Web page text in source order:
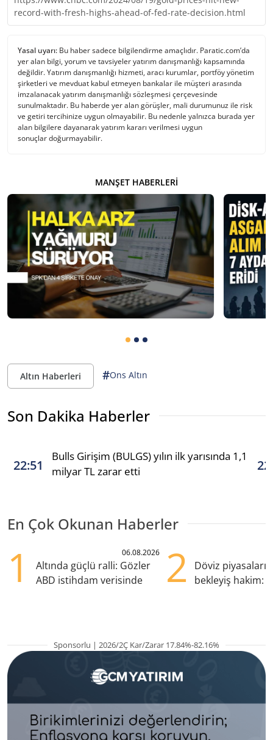
record-with-fresh-highs-ahead-of-fed-rate-decision.html
Yasal uyarı: Bu haber sadece bilgilendirme amaçlıdır. Paratic.com’da
yer alan bilgi, yorum ve tavsiyeler yatırım danışmanlığı kapsamında
değildir. Yatırım danışmanlığı hizmeti, aracı kurumlar, portföy yönetim
şirketleri ve mevduat kabul etmeyen bankalar ile müşteri arasında
imzalanacak yatırım danışmanlığı sözleşmesi çerçevesinde
sunulmaktadır. Bu haberde yer alan görüşler, mali durumunuz ile risk
ve getiri tercihinize uygun olmayabilir. Bu nedenle yalnızca burada yer
alan bilgilere dayanarak yatırım kararı verilmesi uygun
sonuçlar doğurmayabilir.
MANŞET HABERLERI
Altın Haberleri #Ons Altın
Son Dakika Haberler
22:51
Bulls Girişim (BULGS) yılın ilk yarısında 1,1
milyar TL zarar etti
En Çok Okunan Haberler
1 06.08.2026
Altında güçlü ralli: Gözler
ABD istihdam verisinde
2
Döviz
bekleyiş hakim:
Sponsorlu | 2026/2Ç Kar/Zarar 17.84%-82.16%